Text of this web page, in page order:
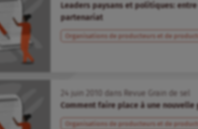
Leaders paysans et politiques:
partenariat
Organisations de producteurs et de
24 juin dans
Revue Grain de sel
Comment faire place à une nouvelle
Organisations de producteurs et de